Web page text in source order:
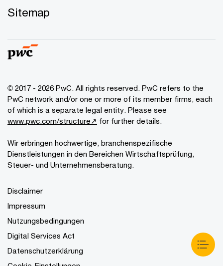
Sitemap
© 2017 - 2026 PwC. All rights reserved. PwC refers to the
PwC network and/or one or more of its member firms, each
of which is a separate legal entity. Please see
www.pwc.com/structure↗ for further details.
Wir erbringen hochwertige, branchenspezifische
Dienstleistungen in den Bereichen Wirtschaftsprüfung,
Steuer- und Unternehmensberatung.
Disclaimer
Impressum
Nutzungsbedingungen
Digital Services Act
Datenschutzerklärung